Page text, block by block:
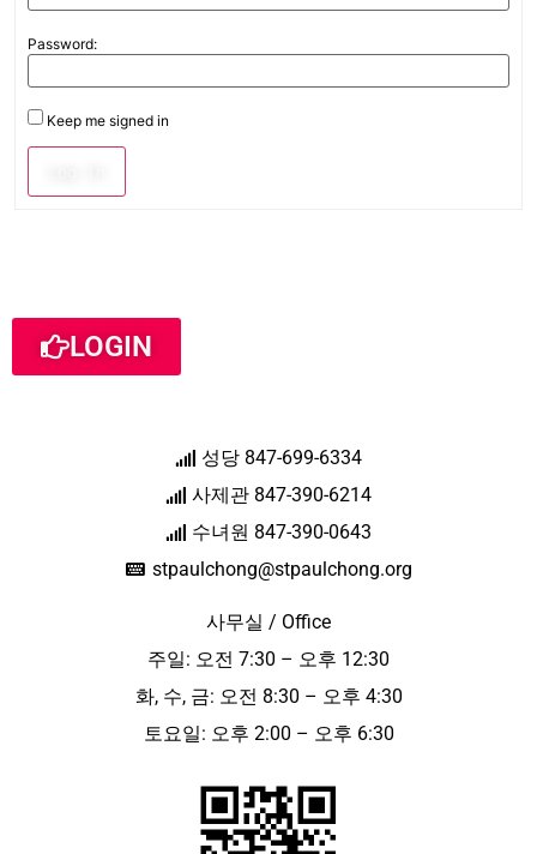
Password:
Keep me signed in
LOGIN
성당 847-699-6334
사제관 847-390-6214
수녀원 847-390-0643
stpaulchong@stpaulchong.org
사무실 / Office
주일: 오전 7:30 – 오후 12:30
화, 수, 금: 오전 8:30 – 오후 4:30
토요일: 오후 2:00 – 오후 6:30